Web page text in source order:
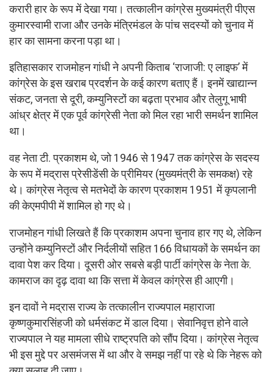
करारी हार के रूप में देखा गया। तत्कालीन कांग्रेस मुख्यमंत्री पीएस
कुमारस्वामी राजा और उनके मंत्रिमंडल के पांच सदस्यों को चुनाव में
हार का सामना करना पड़ा था।
इतिहासकार राजमोहन गांधी ने अपनी किताब ‘राजाजी: ए लाइफ’ में
कांग्रेस के इस खराब प्रदर्शन के कई कारण बताए हैं। इनमें खाद्यान्न
संकट, जनता से दूरी, कम्युनिस्टों का बढ़ता प्रभाव और तेलुगू भाषी
आंध्र क्षेत्र में एक पूर्व कांग्रेसी नेता को मिल रहा भारी समर्थन शामिल
था।
वह नेता टी. प्रकाशम थे, जो 1946 से 1947 तक कांग्रेस के सदस्य
के रूप में मद्रास प्रेसीडेंसी के प्रीमियर (मुख्यमंत्री के समकक्ष) रहे
थे। कांग्रेस नेतृत्व से मतभेदों के कारण प्रकाशम 1951 में कृपलानी
की केएमपीपी में शामिल हो गए थे।
राजमोहन गांधी लिखते हैं कि प्रकाशम अपना चुनाव हार गए थे, लेकिन
उन्होंने कम्युनिस्टों और निर्दलीयों सहित 166 विधायकों के समर्थन का
दावा पेश कर दिया। दूसरी ओर सबसे बड़ी पार्टी कांग्रेस के नेता के.
कामराज का दृढ़ दावा था कि सत्ता में केवल कांग्रेस ही आएगी।
इन दावों ने मद्रास राज्य के तत्कालीन राज्यपाल महाराजा
कृष्णकुमारसिंहजी को धर्मसंकट में डाल दिया। सेवानिवृत्त होने वाले
राज्यपाल ने यह मामला सीधे राष्ट्रपति को सौंप दिया। कांग्रेस नेतृत्व
भी इस मुद्दे पर असमंजस में था और वे समझ नहीं पा रहे थे कि नेहरू को